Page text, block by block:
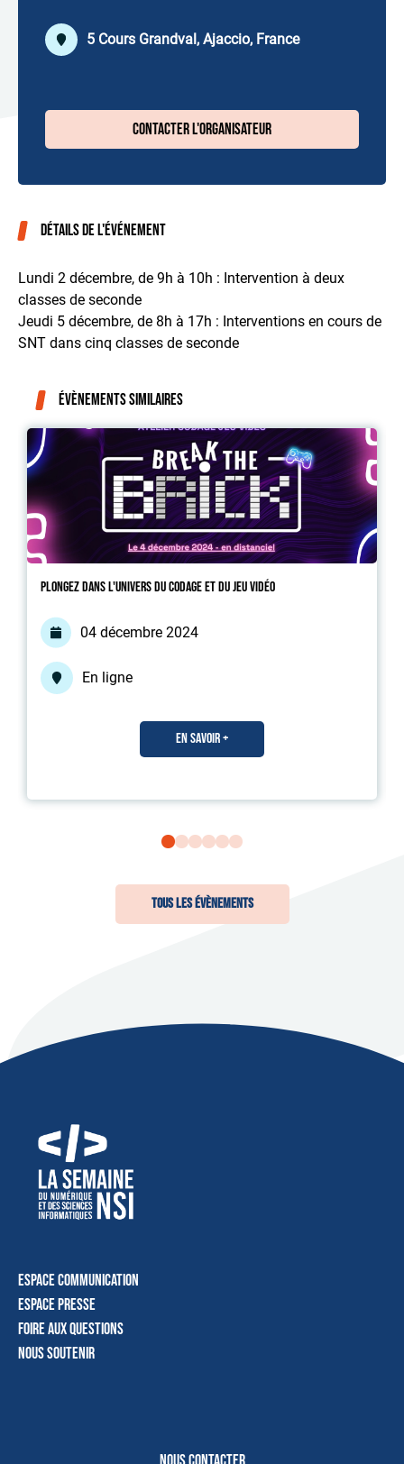
5 Cours Grandval, Ajaccio, France
Contacter l'organisateur
Détails de l'événement
Lundi 2 décembre, de 9h à 10h : Intervention à deux
classes de seconde
Jeudi 5 décembre, de 8h à 17h : Interventions en cours de
SNT dans cinq classes de seconde
Évènements similaires
Plongez dans l'univers du codage et du jeu vidéo
04 décembre 2024
En ligne
En savoir +
Tous les Évènements
Espace communication
Espace presse
Foire aux questions
Nous soutenir